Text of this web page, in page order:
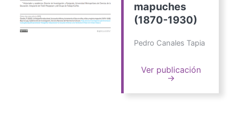
mapuches
(1870-1930)
Pedro Canales Tapia
Ver publicación
→